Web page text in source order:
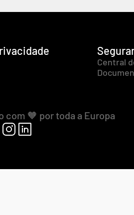
Central
com 🧡 por toda a Europa